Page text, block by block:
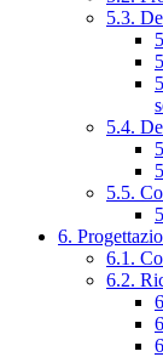
5.3.
5.4.
5.5.
6.
6.1.
6.2.